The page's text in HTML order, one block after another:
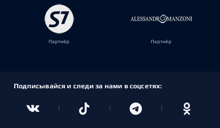
Партнёр Партнёр
Подписывайся и следи за нами в соцсетях: